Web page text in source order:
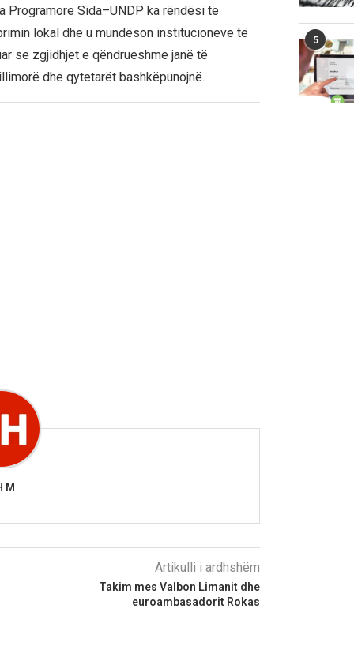
Programore Sida–UNDP ka rëndësi të
lokal dhe u mundëson institucioneve të
se zgjidhjet e qëndrueshme janë të
dhe qytetarët bashkëpunojnë.
M
Artikulli i ardhshëm
Takim mes Valbon Limanit dhe
euroambasadorit Rokas
5